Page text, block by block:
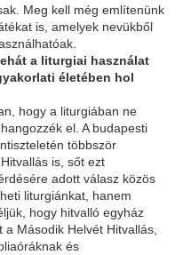
Meg kell még említenünk
is, amelyek nevükből
a liturgiai használat
életében hol
hogy a liturgiában ne
el. A budapesti
többször
is, sőt ezt
adott válasz közös
liturgiánkat, hanem
hogy hitvalló egyház
Második Helvét Hitvallás,
és